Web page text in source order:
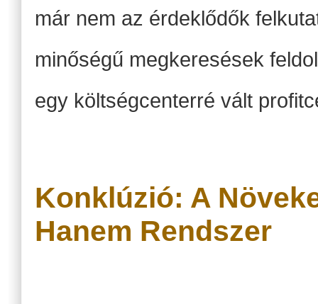
már nem az érdeklődők
minőségű megkeresések
egy költségcenterré vált
Konklúzió: A
Hanem Rendszer